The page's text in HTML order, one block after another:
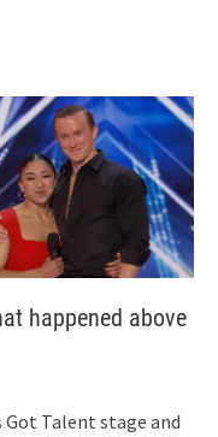
happened above
Got Talent stage and